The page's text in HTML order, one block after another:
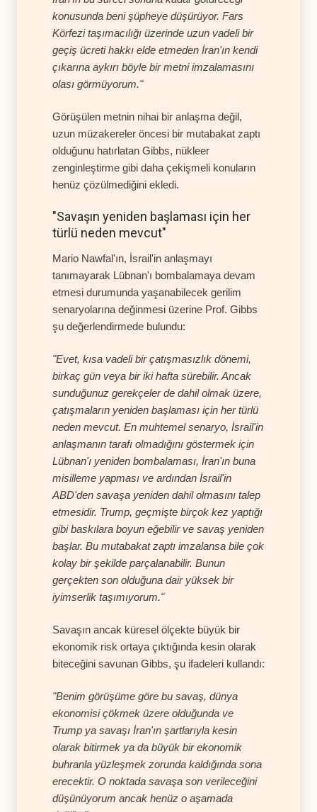
konusunda beni şüpheye düşürüyor. Fars
Körfezi taşımacılığı üzerinde uzun vadeli bir
geçiş ücreti hakkı elde etmeden İran'ın kendi
çıkarına aykırı böyle bir metni imzalamasını
olası görmüyorum."
Görüşülen metnin nihai bir anlaşma değil,
uzun müzakereler öncesi bir mutabakat zaptı
olduğunu hatırlatan Gibbs, nükleer
zenginleştirme gibi daha çekişmeli konuların
henüz çözülmediğini ekledi.
"Savaşın yeniden başlaması için her
türlü neden mevcut"
Mario Nawfal'ın, İsrail'in anlaşmayı
tanımayarak Lübnan'ı bombalamaya devam
etmesi durumunda yaşanabilecek gerilim
senaryolarına değinmesi üzerine Prof. Gibbs
şu değerlendirmede bulundu:
"Evet, kısa vadeli bir çatışmasızlık dönemi,
birkaç gün veya bir iki hafta sürebilir. Ancak
sunduğunuz gerekçeler de dahil olmak üzere,
çatışmaların yeniden başlaması için her türlü
neden mevcut. En muhtemel senaryo, İsrail'in
anlaşmanın tarafı olmadığını göstermek için
Lübnan'ı yeniden bombalaması, İran'ın buna
misilleme yapması ve ardından İsrail'in
ABD'den savaşa yeniden dahil olmasını talep
etmesidir. Trump, geçmişte birçok kez yaptığı
gibi baskılara boyun eğebilir ve savaş yeniden
başlar. Bu mutabakat zaptı imzalansa bile çok
kolay bir şekilde parçalanabilir. Bunun
gerçekten son olduğuna dair yüksek bir
iyimserlik taşımıyorum."
Savaşın ancak küresel ölçekte büyük bir
ekonomik risk ortaya çıktığında kesin olarak
biteceğini savunan Gibbs, şu ifadeleri kullandı:
"Benim görüşüme göre bu savaş, dünya
ekonomisi çökmek üzere olduğunda ve
Trump ya savaşı İran'ın şartlarıyla kesin
olarak bitirmek ya da büyük bir ekonomik
buhranla yüzleşmek zorunda kaldığında sona
erecektir. O noktada savaşa son verileceğini
düşünüyorum ancak henüz o aşamada